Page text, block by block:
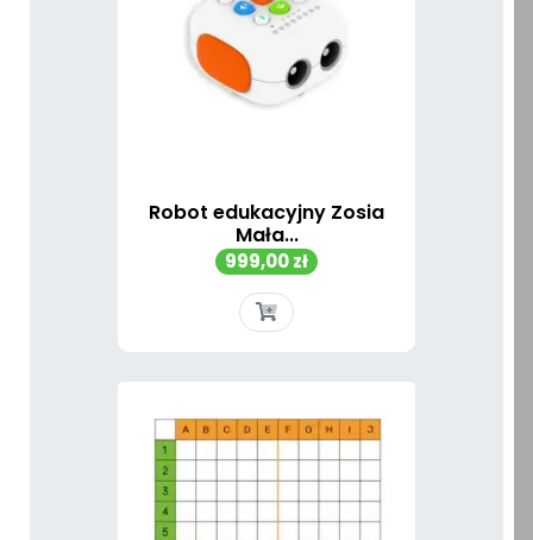
Robot edukacyjny Zosia
Mała...
Cena
999,00 zł